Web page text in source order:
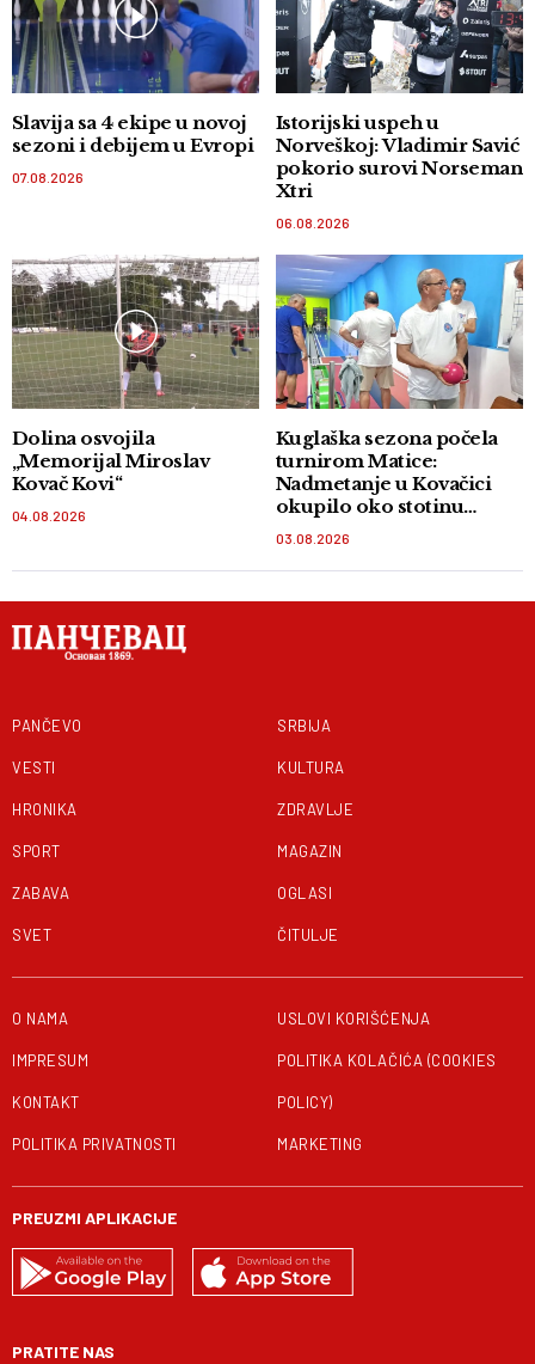
Slavija sa 4 ekipe u novoj
sezoni i debijem u Evropi
07.08.2026
Istorijski uspeh u
Norveškoj: Vladimir Savić
pokorio surovi Norseman
Xtri
06.08.2026
Dolina osvojila
„Memorijal Miroslav
Kovač Kovi“
04.08.2026
Kuglaška sezona počela
turnirom Matice:
Nadmetanje u Kovačici
okupilo oko stotinu
03.08.2026
PANČEVO
VESTI
HRONIKA
SPORT
ZABAVA
SVET
SRBIJA
KULTURA
ZDRAVLJE
MAGAZIN
OGLASI
ČITULJE
O NAMA
IMPRESUM
KONTAKT
POLITIKA PRIVATNOSTI
USLOVI KORIŠĆENJA
POLITIKA KOLAČIĆA (COOKIES
POLICY)
MARKETING
PREUZMI APLIKACIJE
PRATITE NAS